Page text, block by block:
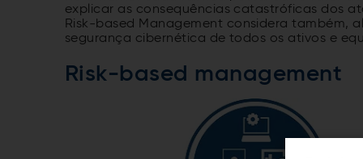
explicar as consequências catastróficas dos
Risk-based Management considera também,
segurança cibernética de todos os ativos e
Risk-based management